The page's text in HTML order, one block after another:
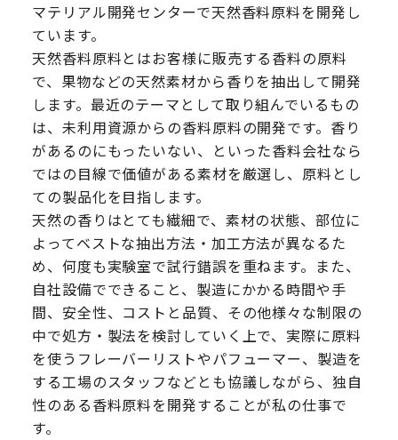
マテリアル開発センターで天然香料原料を開発し
ています。
天然香料原料とはお客様に販売する香料の原料
で、果物などの天然素材から香りを抽出して開発
します。最近のテーマとして取り組んでいるもの
は、未利用資源からの香料原料の開発です。香り
があるのにもったいない、といった香料会社なら
ではの目線で価値がある素材を厳選し、原料とし
ての製品化を目指します。
天然の香りはとても繊細で、素材の状態、部位に
よってベストな抽出方法・加工方法が異なるた
め、何度も実験室で試行錯誤を重ねます。また、
自社設備でできること、製造にかかる時間や手
間、安全性、コストと品質、その他様々な制限の
中で処方・製法を検討していく上で、実際に原料
を使うフレーバーリストやパフューマー、製造を
する工場のスタッフなどとも協議しながら、独自
性のある香料原料を開発することが私の仕事で
す。